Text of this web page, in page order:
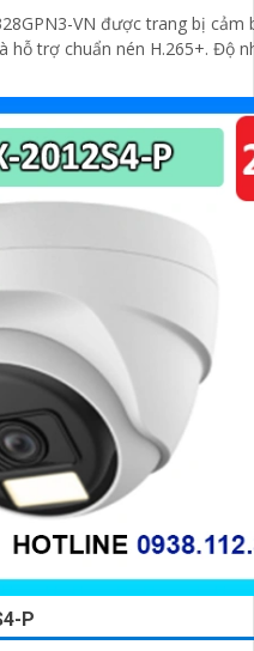
VN được trang bị cảm
hỗ trợ chuẩn nén H.265+. Độ
P